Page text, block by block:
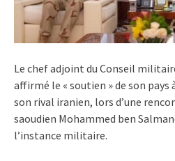
Le chef adjoint du Conseil
affirmé le « soutien » de son pays
son rival iranien, lors d’une
saoudien Mohammed ben
l’instance militaire.